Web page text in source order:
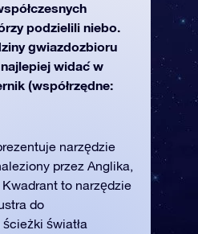
podzielili niebo.
gwiazdozbioru
widać w
(współrzędne:
narzędzie
przez Anglika,
to narzędzie
do
światła